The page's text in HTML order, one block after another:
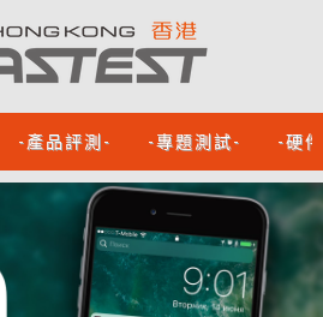
-產品評測- -專題測試- -硬